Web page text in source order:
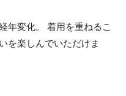
年変化。 着用を重ねるこ
を楽しんでいただけま